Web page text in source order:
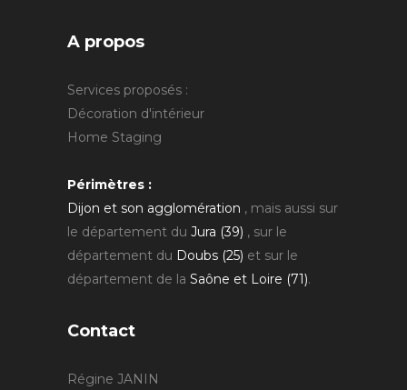
A propos
Services proposés :
Décoration d'intérieur
Home Staging
Périmètres :
Dijon et son agglomération , mais aussi sur
le département du Jura (39) , sur le
département du Doubs (25) et sur le
département de la Saône et Loire (71).
Contact
Régine JANIN